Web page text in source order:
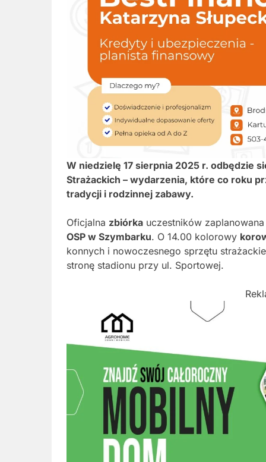
W niedzielę 17 sierpnia 2025 r. odbędzie
Strażackich – wydarzenia, które co roku
tradycji i rodzinnej zabawy.
Oficjalna zbiórka uczestników
OSP w Szymbarku. O 14.00 kolorowy
konnych i nowoczesnego sprzętu
stronę stadionu przy ul. Sportowej.